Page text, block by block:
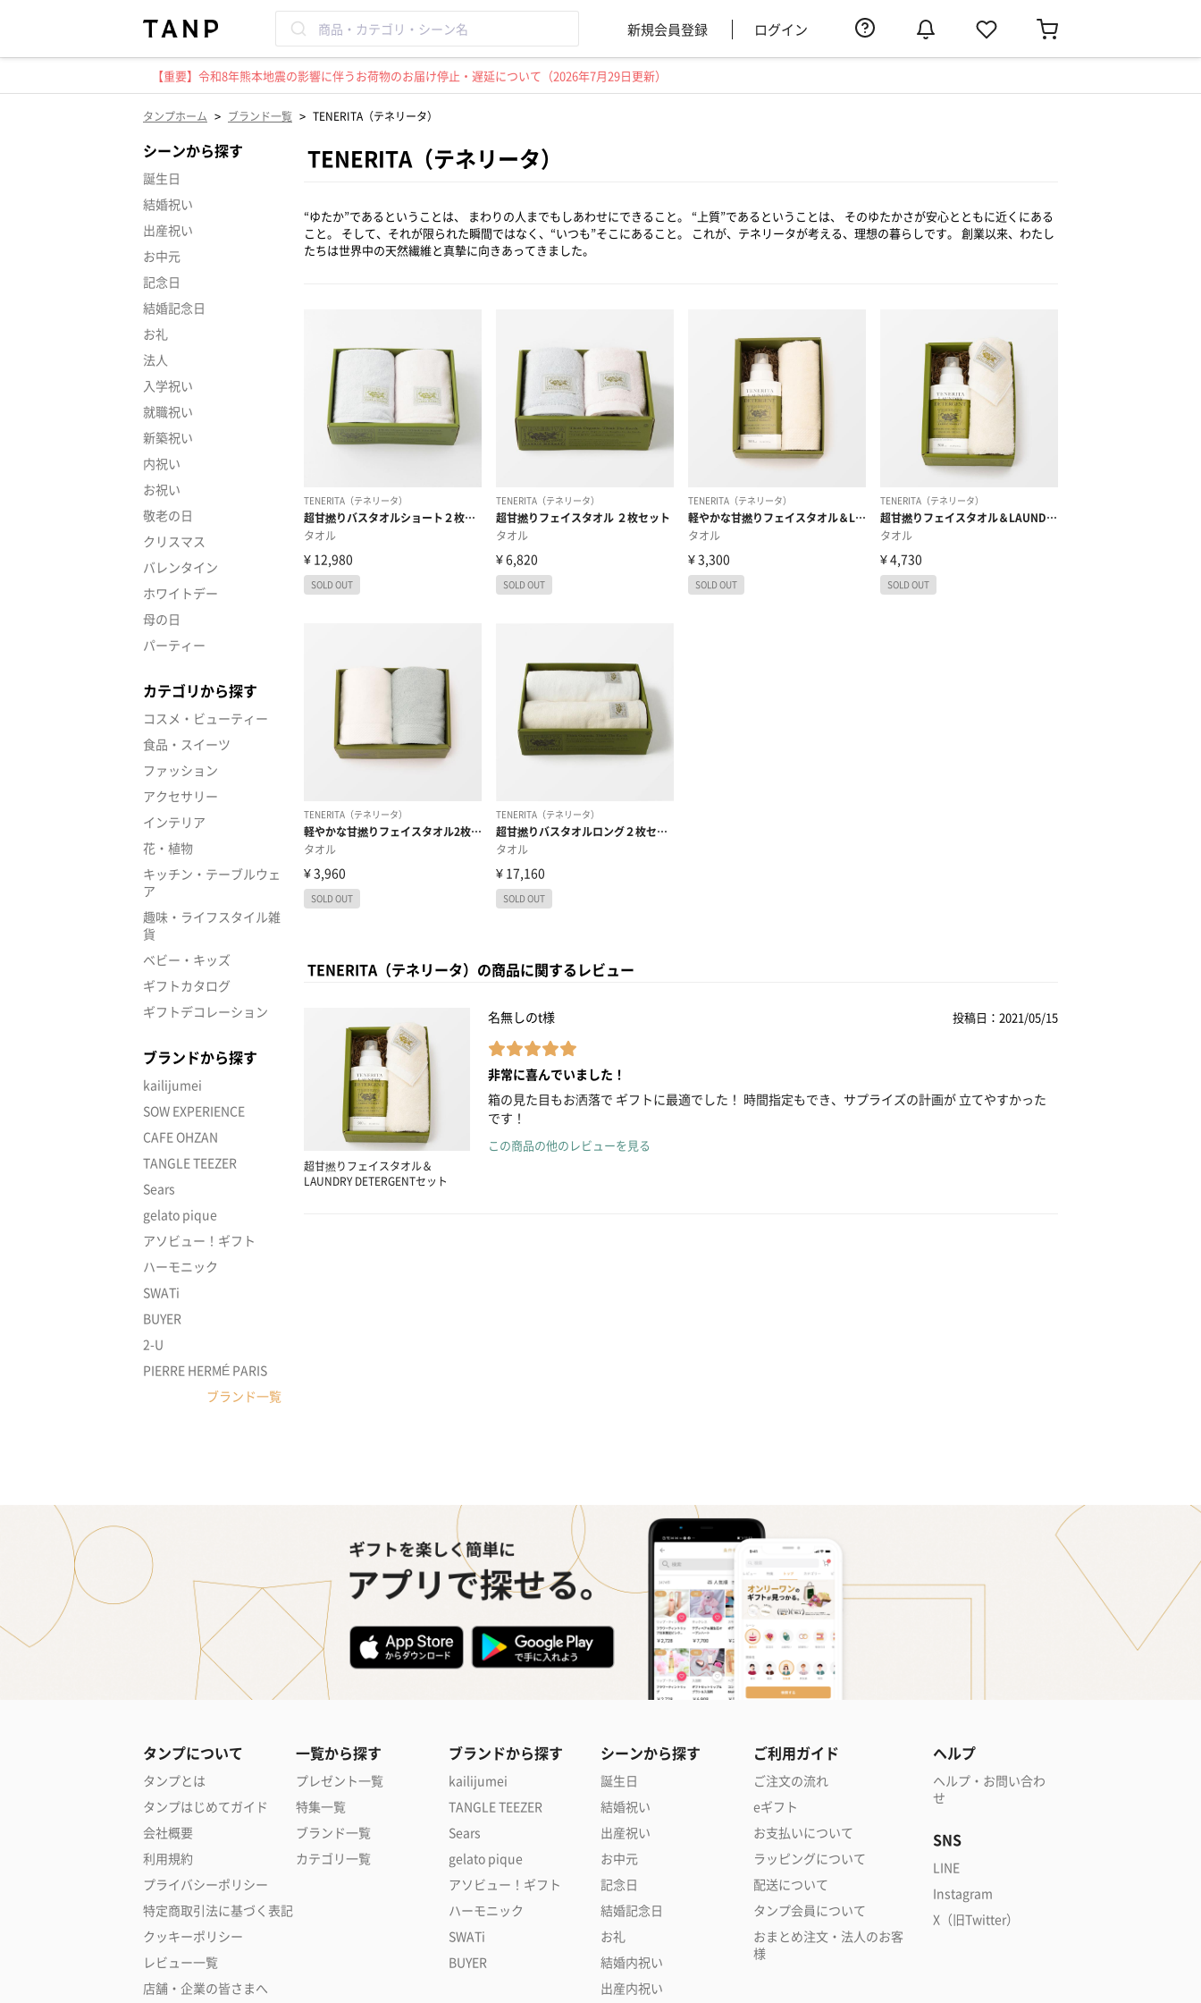
新規会員登録 ログイン
【重要】令和8年熊本地震の影響に伴うお荷物のお届け停止・遅延について（2026年7月29日更新）
タンプホーム > ブランド一覧 > TENERITA（テネリータ）
シーンから探す
誕生日
結婚祝い
出産祝い
お中元
記念日
結婚記念日
お礼
法人
入学祝い
就職祝い
新築祝い
内祝い
お祝い
敬老の日
クリスマス
バレンタイン
ホワイトデー
母の日
パーティー
カテゴリから探す
コスメ・ビューティー
食品・スイーツ
ファッション
アクセサリー
インテリア
花・植物
キッチン・テーブルウェ
ア
趣味・ライフスタイル雑
貨
ベビー・キッズ
ギフトカタログ
ギフトデコレーション
ブランドから探す
kailijumei
SOW EXPERIENCE
CAFE OHZAN
TANGLE TEEZER
Sears
gelato pique
アソビュー！ギフト
ハーモニック
SWATi
BUYER
2-U
PIERRE HERMÉ PARIS
ブランド一覧
TENERITA（テネリータ）
“ゆたか”であるということは、 まわりの人までもしあわせにできること。 “上質”であるということは、 そのゆたかさが安心とともに近くにある
こと。 そして、それが限られた瞬間ではなく、“いつも”そこにあること。 これが、テネリータが考える、理想の暮らしです。 創業以来、わたし
たちは世界中の天然繊維と真摯に向きあってきました。
TENERITA（テネリータ）の商品に関するレビュー
超甘撚りフェイスタオル＆
LAUNDRY DETERGENTセット
名無しのt様 投稿日：2021/05/15
非常に喜んでいました！
箱の見た目もお洒落で ギフトに最適でした！ 時間指定もでき、サプライズの計画が 立てやすかった
です！
この商品の他のレビューを見る
タンプについて
タンプとは
タンプはじめてガイド
会社概要
利用規約
プライバシーポリシー
特定商取引法に基づく表記
クッキーポリシー
レビュー一覧
店舗・企業の皆さまへ
一覧から探す
プレゼント一覧
特集一覧
ブランド一覧
カテゴリ一覧
ブランドから探す
kailijumei
TANGLE TEEZER
Sears
gelato pique
アソビュー！ギフト
ハーモニック
SWATi
BUYER
シーンから探す
誕生日
結婚祝い
出産祝い
お中元
記念日
結婚記念日
お礼
結婚内祝い
出産内祝い
ご利用ガイド
ご注文の流れ
eギフト
お支払いについて
ラッピングについて
配送について
タンプ会員について
おまとめ注文・法人のお客
様
ヘルプ
ヘルプ・お問い合わ
せ
SNS
LINE
Instagram
X（旧Twitter）